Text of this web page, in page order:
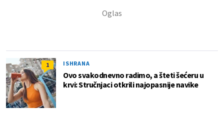
1 ISHRANA
Ovo svakodnevno radimo, a šteti šećeru u
krvi: Stručnjaci otkrili najopasnije navike